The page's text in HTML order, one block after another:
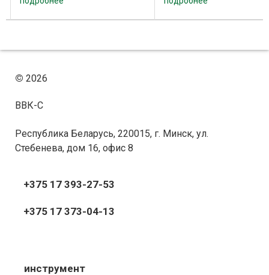
Кромочный материал:
пропитанная смолой бумага,
...
АБС, полиэфир, шпон.
температура
© 2026
ВВК-С
Республика Беларусь, 220015, г. Минск, ул.
Стебенева, дом 16, офис 8
+375 17 393-27-53
+375 17 373-04-13
инструмент